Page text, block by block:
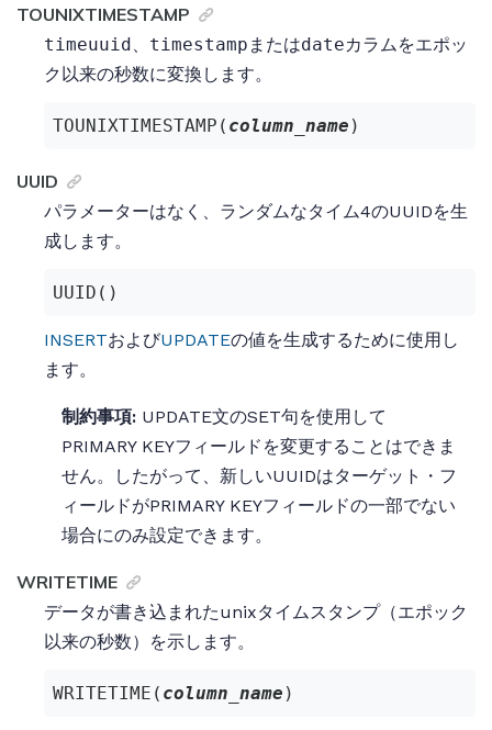
TOUNIXTIMESTAMP
timeuuid、 timestamp またはdateカラムをエポッ
ク以来の秒数に変換します。
TOUNIXTIMESTAMP( column_name )
UUID
パラメーターはなく、ランダムなタイム4のUUIDを生
成します。
UUID()
INSERTおよびUPDATEの値を生成するために使用し
ます。
制約事項: UPDATE文のSET句を使用して
PRIMARY KEYフィールドを変更することはできま
せん。したがって、新しいUUIDはターゲット・フ
ィールドがPRIMARY KEYフィールドの一部でない
場合にのみ設定できます。
WRITETIME
データが書き込まれたunixタイムスタンプ（エポック
以来の秒数）を示します。
WRITETIME( column_name )